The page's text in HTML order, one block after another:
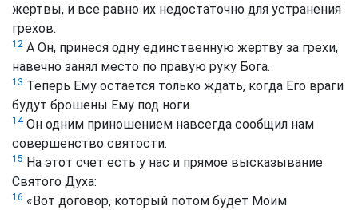
жертвы, и все равно их недостаточно для устранения
грехов.
12 А Он, принеся одну единственную жертву за грехи,
навечно занял место по правую руку Бога.
13 Теперь Ему остается только ждать, когда Его враги
будут брошены Ему под ноги.
14Он одним приношением навсегда сообщил нам
совершенство святости.
15 На этот счет есть у нас и прямое высказывание
Святого Духа:
16 «Вот договор, который потом будет Моим